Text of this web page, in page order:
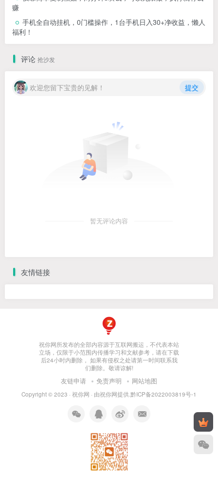
赚
手机全自动挂机，0门槛操作，1台手机日入30+净收益，懒人
福利！
评论 抢沙发
欢迎您留下宝贵的见解！ 提交
暂无评论内容
友情链接
祝你网所发布的全部内容源于互联网搬运，不代表本站
立场，仅限于小范围内传播学习和文献参考，请在下载
后24小时内删除， 如果有侵权之处请第一时间联系我
们删除。敬请谅解!
友链申请 免责声明 网站地图
Copyright © 2023 · 祝你网 · 由祝你网提供.黔ICP备2022003819号-1